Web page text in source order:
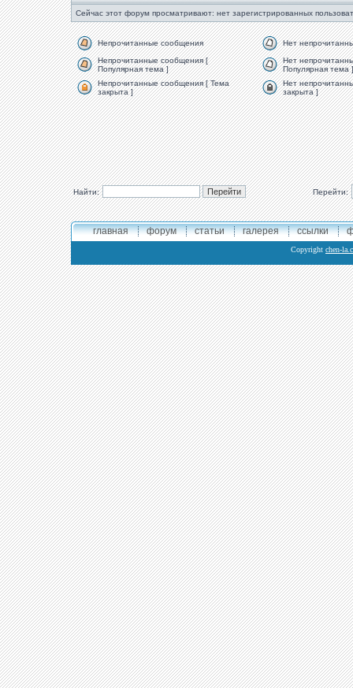
Сейчас этот форум просматривают: нет зарегистрированных
Непрочитанные сообщения
Нет
Непрочитанные сообщения [
Популярная тема ]
Нет
Популярная тема ]
Непрочитанные сообщения [ Тема
закрыта ]
Нет
закрыта ]
Найти: Перейти:
главная форум статьи галерея ссылки
Copyright chen-